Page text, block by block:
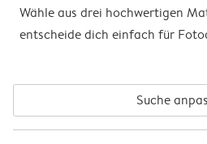
Wähle aus drei hochwertigen
entscheide dich einfach für
Suche